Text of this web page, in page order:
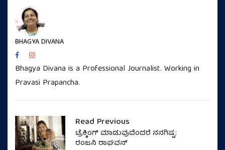
BHAGYA DIVANA
Bhagya Divana is a Professional Journalist. Working in
Pravasi Prapancha.
Read Previous
ಟ್ರೆಕ್ಕಿಂಗ್‌ ಮಾಡುವುದೆಂದರೆ ನನಗಿಷ್ಟ:
ರಂಜನಿ ರಾಘವನ್‌